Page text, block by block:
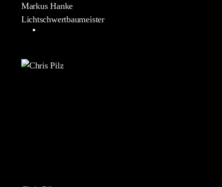
Markus Hanke
Lichtschwertbaumeister